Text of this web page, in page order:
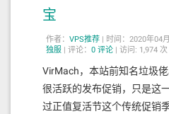
宝
作者： VPS推荐 | 时间：2020年04
独服 | 评论： 0 评论 | 访问: 1,974 次
VirMach，本站前知名垃圾
很活跃的发布促销，只是这
过正值复活节这个传统促销